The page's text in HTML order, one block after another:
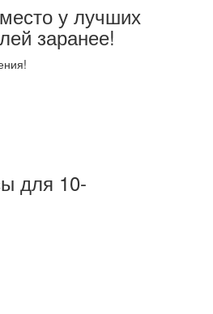
у лучших
заранее!
для 10-